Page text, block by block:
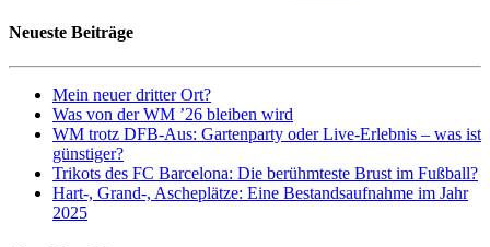
Neueste Beiträge
Mein neuer dritter Ort?
Was von der WM ’26 bleiben wird
WM trotz DFB-Aus: Gartenparty oder Live-Erlebnis – was ist
günstiger?
Trikots des FC Barcelona: Die berühmteste Brust im Fußball?
Hart-, Grand-, Ascheplätze: Eine Bestandsaufnahme im Jahr
2025